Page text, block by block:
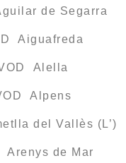
de Segarra
Aiguafreda
Alella
Alpens
del Vallès (L’)
de Mar